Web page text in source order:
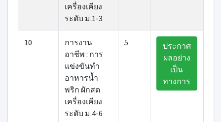
เครื่องเคียง
ระดับ ม.1-3
10
การงาน
อาชีพ : การ
แข่งขันทำ
อาหารน้ำ
พริก ผักสด
เครื่องเคียง
ระดับ ม.4-6
5
ประกาศ
ผลอย่าง
เป็น
ทางการ